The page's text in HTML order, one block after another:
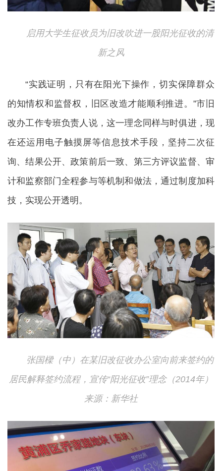
启用大学生征收员为旧改吹进一股阳光征收的清
新之风
“实践证明，只有在阳光下操作，切实保障群众
的知情权和监督权，旧区改造才能顺利推进。”市旧
改办工作专班负责人说，这一理念同样与时俱进，现
在还运用电子触摸屏等信息技术手段，坚持二次征
询、结果公开、政策前后一致、第三方评议监督、审
计和监察部门全程参与等机制和做法，通过制度加科
技，实现公开透明。
张国樑（中）在某旧改征收办公室向前来签约的
居民解释签约流程，宣传“阳光征收”理念（2014年）
来源：新华社